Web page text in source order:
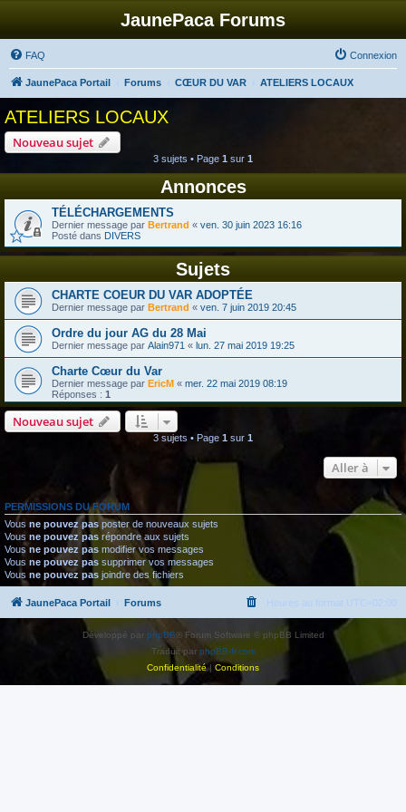
JaunePaca Forums
FAQ Connexion
JaunePaca Portail Forums CŒUR DU VAR ATELIERS LOCAUX
ATELIERS LOCAUX
Nouveau sujet
3 sujets • Page 1 sur 1
Annonces
TÉLÉCHARGEMENTS
Dernier message par Bertrand « ven. 30 juin 2023 16:16
Posté dans DIVERS
Sujets
CHARTE COEUR DU VAR ADOPTÉE
Dernier message par Bertrand « ven. 7 juin 2019 20:45
Ordre du jour AG du 28 Mai
Dernier message par Alain971 « lun. 27 mai 2019 19:25
Charte Cœur du Var
Dernier message par EricM « mer. 22 mai 2019 08:19
Réponses : 1
Nouveau sujet
3 sujets • Page 1 sur 1
Aller à
PERMISSIONS DU FORUM
Vous ne pouvez pas poster de nouveaux sujets
Vous ne pouvez pas répondre aux sujets
Vousne pouvez pas modifier vos messages
Vous ne pouvez pas supprimer vos messages
Vous ne pouvez pas joindre des fichiers
JaunePaca Portail Forums Heures au format UTC+02:00
Développé par phpBB® Forum Software © phpBB Limited
Traduit par phpBB-fr.com
Confidentialité| Conditions